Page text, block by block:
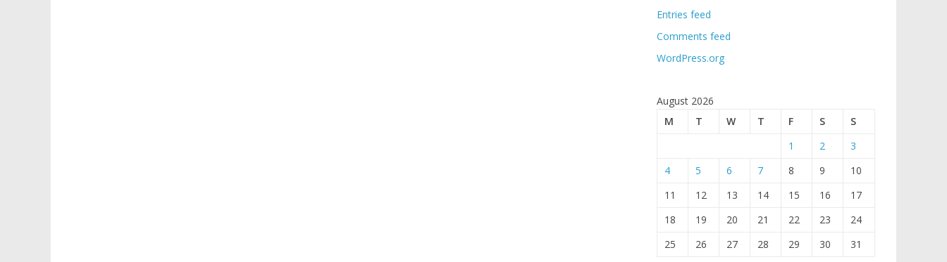
Entries feed
Comments feed
WordPress.org
August 2026
M
T W T F S
S
1
2
3
4
5 6 7 8 9
10
11
12 13 14 15 16
17
18
19 20 21 22 23
24
25
26 27 28 29 30 31